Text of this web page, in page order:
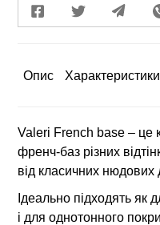
Опис Характеристики
Valeri French basе – це
френч-баз різних
від класичних
Ідеально підходять як
і для однотонного